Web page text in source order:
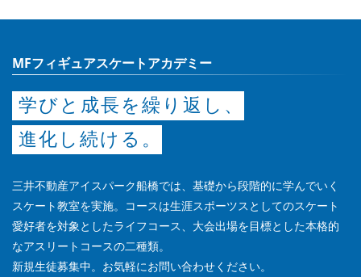
MFフィギュアスケートアカデミー
学びと成長を繰り返し、
進化し続ける。
三井不動産アイスパーク船橋では、基礎から段階的に学んでいく
スケート教室を実施。コースは生涯スポーツスとしてのスケート
愛好者を対象としたライフコース、大会出場を目標とした本格的
なアスリートコースの二種類。
新規生徒募集中。お気軽にお問い合わせください。